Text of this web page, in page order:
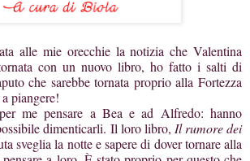
alle mie orecchie la notizia che Valentina
con un nuovo libro, ho fatto i salti di
che sarebbe tornata proprio alla Fortezza
piangere!
me pensare a Bea e ad Alfredo: hanno
dimenticarli. Il loro libro, Il rumore dei
sveglia la notte e sapere di dover tornare alla